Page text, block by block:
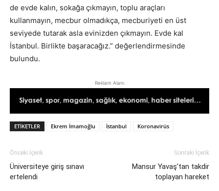
de evde kalın, sokağa çıkmayın, toplu araçları
kullanmayın, mecbur olmadıkça, mecburiyeti en üst
seviyede tutarak asla evinizden çıkmayın. Evde kal
İstanbul. Birlikte başaracağız.” değerlendirmesinde
bulundu.
Reklam Alanı
ETIKETLER Ekrem İmamoğlu İstanbul Koronavirüs
Önceki İçerik
Üniversiteye giriş sınavı
ertelendi
Sonraki İçerik
Mansur Yavaş’tan takdir
toplayan hareket